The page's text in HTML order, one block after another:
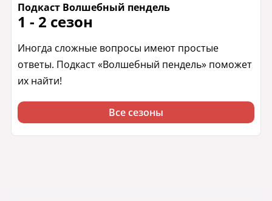
Подкаст Волшебный пендель
1 - 2 сезон
Иногда сложные вопросы имеют простые
ответы. Подкаст «Волшебный пендель» поможет
их найти!
Все сезоны